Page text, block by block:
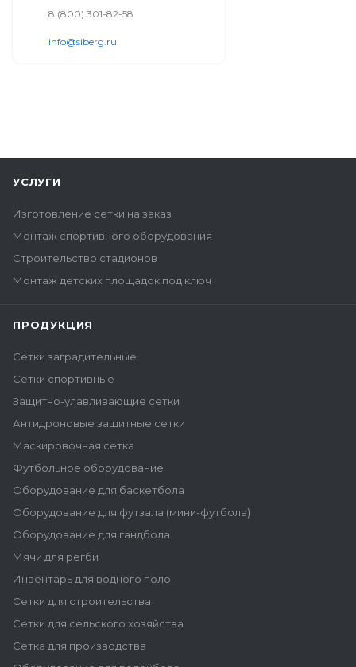
8 (800) 301-82-58
info@siberg.ru
УСЛУГИ
Изготовление сетки на заказ
Монтаж спортивного оборудования
Строительство стадионов
Монтаж детских площадок под ключ
ПРОДУКЦИЯ
Сетки заградительные
Сетки спортивные
Защитно-улавливающие сетки
Антидроновые защитные сетки
Маскировочная сетка
Футбольное оборудование
Оборудование для баскетбола
Оборудование для футзала (мини-футбола)
Оборудование для гандбола
Мячи для регби
Инвентарь для водного поло
Сетки для строительства
Сетки для сельского хозяйства
Сетка для производства